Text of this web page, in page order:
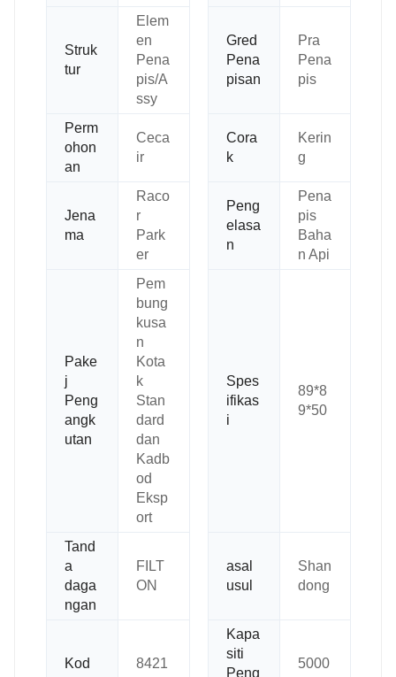
Struk
tur
Elem
en
Pena
pis/A
ssy
Gred
Pena
pisan
Pra
Pena
pis
Perm
ohon
an
Ceca
ir
Cora
k
Kerin
g
Jena
ma
Raco
r
Park
er
Peng
elasa
n
Pena
pis
Baha
n Api
Pake
j
Peng
angk
utan
Pem
bung
kusa
n
Kota
k
Stan
dard
dan
Kadb
od
Eksp
ort
Spes
ifikas
i
89*8
9*50
Tand
a
daga
ngan
FILT
ON
asal
usul
Shan
dong
Kod
8421
Kapa
siti
Peng
5000